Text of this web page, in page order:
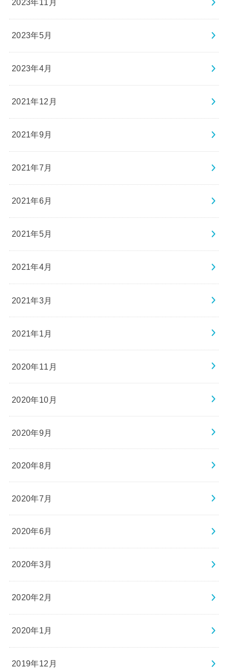
2023年11月
2023年5月
2023年4月
2021年12月
2021年9月
2021年7月
2021年6月
2021年5月
2021年4月
2021年3月
2021年1月
2020年11月
2020年10月
2020年9月
2020年8月
2020年7月
2020年6月
2020年3月
2020年2月
2020年1月
2019年12月